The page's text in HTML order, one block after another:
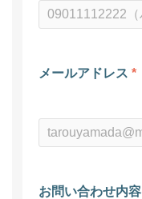
メールアドレス *
お問い合わせ内容